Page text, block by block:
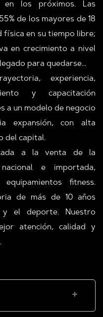
en los próximos. Las
de los mayores de 18
física en su tiempo libre;
en crecimiento a nivel
para quedarse...
experiencia,
y capacitación
a un modelo de negocio
expansión, con alta
del capital.
a la venta de la
e importada,
fitness.
de más de 10 años
el deporte. Nuestro
atención, calidad y